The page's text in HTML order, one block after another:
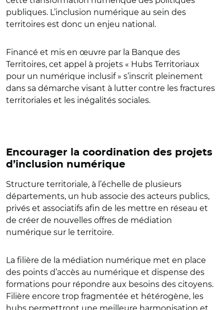
publiques. L’inclusion numérique au sein des
territoires est donc un enjeu national.
Financé et mis en œuvre par la Banque des
Territoires, cet appel à projets « Hubs Territoriaux
pour un numérique inclusif » s’inscrit pleinement
dans sa démarche visant à lutter contre les fractures
territoriales et les inégalités sociales.
Encourager la coordination des projets
d’inclusion numérique
Structure territoriale, à l’échelle de plusieurs
départements, un hub associe des acteurs publics,
privés et associatifs afin de les mettre en réseau et
de créer de nouvelles offres de médiation
numérique sur le territoire.
La filière de la médiation numérique met en place
des points d’accès au numérique et dispense des
formations pour répondre aux besoins des citoyens.
Filière encore trop fragmentée et hétérogène, les
hubs permettront une meilleure harmonisation et